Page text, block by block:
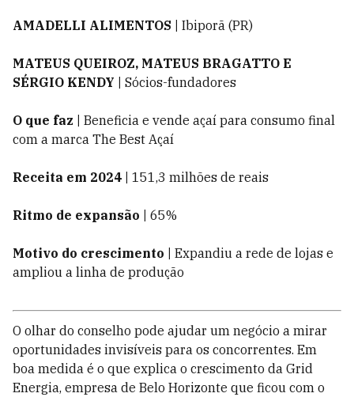
AMADELLI ALIMENTOS | Ibiporã (PR)
MATEUS QUEIROZ, MATEUS BRAGATTO E
SÉRGIO KENDY | Sócios-fundadores
O que faz | Beneficia e vende açaí para consumo final
com a marca The Best Açaí
Receita em 2024 | 151,3 milhões de reais
Ritmo de expansão | 65%
Motivo do crescimento | Expandiu a rede de lojas e
ampliou a linha de produção
O olhar do conselho pode ajudar um negócio a mirar
oportunidades invisíveis para os concorrentes. Em
boa medida é o que explica o crescimento da Grid
Energia, empresa de Belo Horizonte que ficou com o